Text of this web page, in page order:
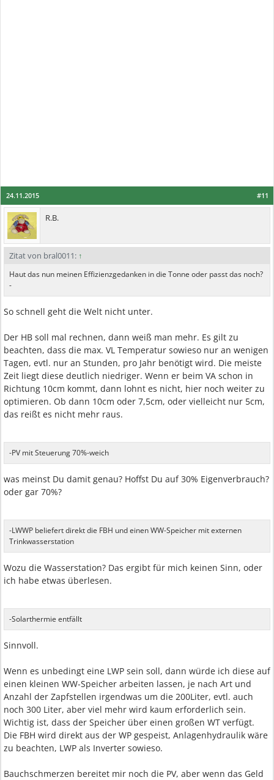
#11
24.11.2015
R.B.
Zitat von bral0011: ↑
Haut das nun meinen Effizienzgedanken in die Tonne oder passt das noch?
-
So schnell geht die Welt nicht unter.
Der HB soll mal rechnen, dann weiß man mehr. Es gilt zu
beachten, dass die max. VL Temperatur sowieso nur an wenigen
Tagen, evtl. nur an Stunden, pro Jahr benötigt wird. Die meiste
Zeit liegt diese deutlich niedriger. Wenn er beim VA schon in
Richtung 10cm kommt, dann lohnt es nicht, hier noch weiter zu
optimieren. Ob dann 10cm oder 7,5cm, oder vielleicht nur 5cm,
das reißt es nicht mehr raus.
-PV mit Steuerung 70%-weich
was meinst Du damit genau? Hoffst Du auf 30% Eigenverbrauch?
oder gar 70%?
-LWWP beliefert direkt die FBH und einen WW-Speicher mit externen
Trinkwasserstation
Wozu die Wasserstation? Das ergibt für mich keinen Sinn, oder
ich habe etwas überlesen.
-Solarthermie entfällt
Sinnvoll.
Wenn es unbedingt eine LWP sein soll, dann würde ich diese auf
einen kleinen WW-Speicher arbeiten lassen, je nach Art und
Anzahl der Zapfstellen irgendwas um die 200Liter, evtl. auch
noch 300 Liter, aber viel mehr wird kaum erforderlich sein.
Wichtig ist, dass der Speicher über einen großen WT verfügt.
Die FBH wird direkt aus der WP gespeist, Anlagenhydraulik wäre
zu beachten, LWP als Inverter sowieso.
Bauchschmerzen bereitet mir noch die PV, aber wenn das Geld